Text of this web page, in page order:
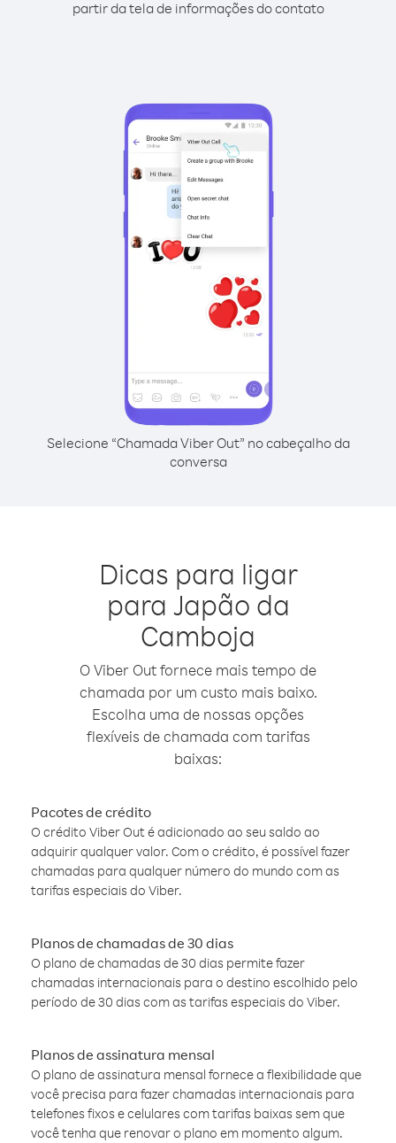
partir da tela de informações do contato
Selecione “Chamada Viber Out” no cabeçalho da
conversa
Dicas para ligar
para Japão da
Camboja
O Viber Out fornece mais tempo de
chamada por um custo mais baixo.
Escolha uma de nossas opções
flexíveis de chamada com tarifas
baixas:
Pacotes de crédito
O crédito Viber Out é adicionado ao seu saldo ao
adquirir qualquer valor. Com o crédito, é possível fazer
chamadas para qualquer número do mundo com as
tarifas especiais do Viber.
Planos de chamadas de 30 dias
O plano de chamadas de 30 dias permite fazer
chamadas internacionais para o destino escolhido pelo
período de 30 dias com as tarifas especiais do Viber.
Planos de assinatura mensal
O plano de assinatura mensal fornece a flexibilidade que
você precisa para fazer chamadas internacionais para
telefones fixos e celulares com tarifas baixas sem que
você tenha que renovar o plano em momento algum.